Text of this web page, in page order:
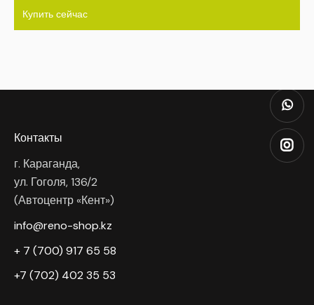
Купить сейчас
Контакты
г. Караганда,
ул. Гоголя, 136/2
(Автоцентр «Кент»)
info@reno-shop.kz
+ 7 (700) 917 65 58
+7 (702) 402 35 53